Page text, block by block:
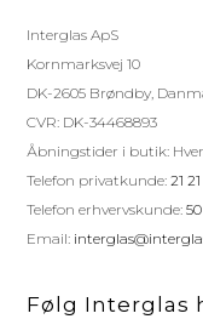
Interglas ApS
Kornmarksvej 10
DK-2605 Brøndby,
CVR: DK-34468893
Åbningstider i butik:
Telefon privatkunde:21
Telefon erhvervskunde:
Email:
Følg Interglas